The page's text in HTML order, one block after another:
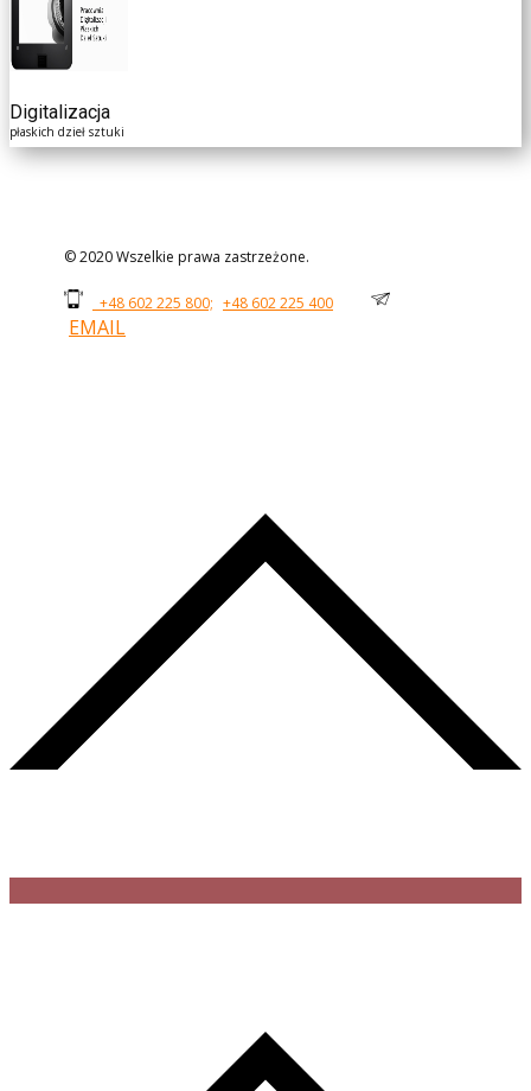
Digitalizacja
płaskich dzieł sztuki
+48 602 225 800; +48 602 225 400
EMAIL
© 2020 Wszelkie prawa zastrzeżone.